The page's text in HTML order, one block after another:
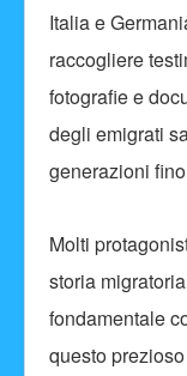
Italia e
raccogliere
fotografie e
degli emigrati
generazioni
Molti
storia
fondamentale
questo